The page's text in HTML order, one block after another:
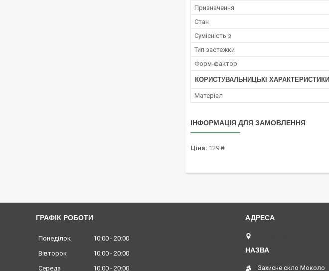
Призначення
Стан
Сумісність з
Тип застежки
Форм-фактор
КОРИСТУВАЛЬНИЦЬКІ ХАРАКТЕРИСТИКИ
Матеріал
ІНФОРМАЦІЯ ДЛЯ ЗАМОВЛЕННЯ
Ціна: 129 ₴
ГРАФІК РОБОТИ
Понеділок 10:00
20:00
Вівторок
10:00
20:00
Середа
10:00 20:00 Захисне скло Moколо